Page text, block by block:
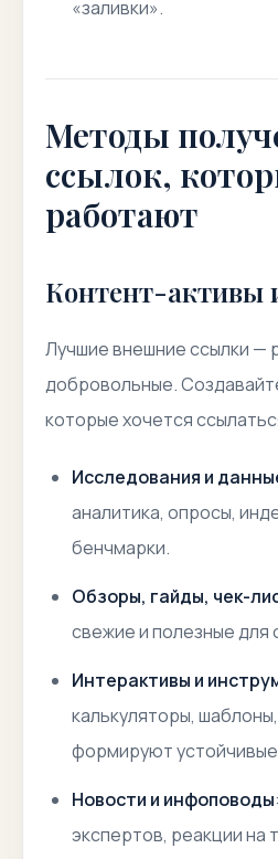
«заливки».
Методы
ссылок,
работают
Контент-активы
Лучшие внешние ссылки —
добровольные.
которые хочется
Исследования и
аналитика, опросы,
бенчмарки.
Обзоры, гайды, чек-
свежие и полезные для
Интерактивы и
калькуляторы,
формируют устойчивые
Новости и инфоповоды
экспертов, реакции на